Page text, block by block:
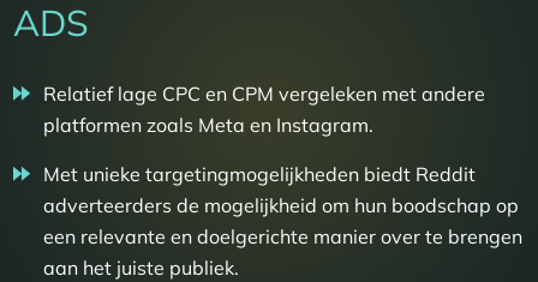
ADS
Relatief lage CPC en CPM vergeleken met andere
platformen zoals Meta en Instagram.
Met unieke targetingmogelijkheden biedt Reddit
adverteerders de mogelijkheid om hun boodschap op
een relevante en doelgerichte manier over te brengen
aan het juiste publiek.